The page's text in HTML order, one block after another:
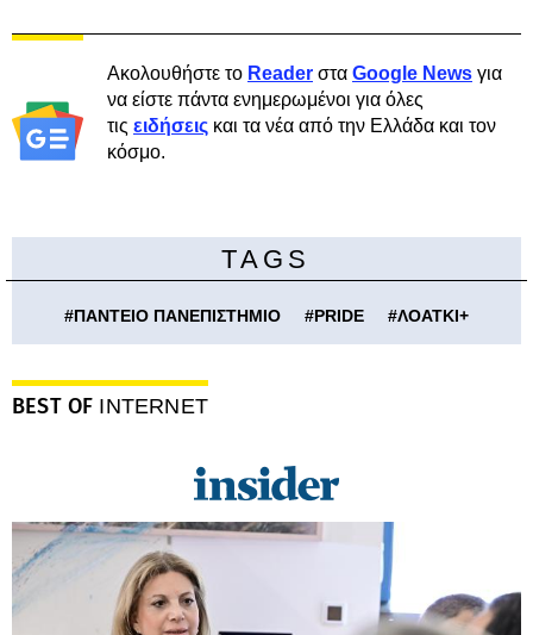
Ακολουθήστε το Reader στα Google News για
να είστε πάντα ενημερωμένοι για όλες
τις ειδήσεις και τα νέα από την Ελλάδα και τον
κόσμο.
TAGS
#ΠΑΝΤΕΙΟ ΠΑΝΕΠΙΣΤΗΜΙΟ #PRIDE #ΛΟΑΤΚΙ+
BEST OF INTERNET